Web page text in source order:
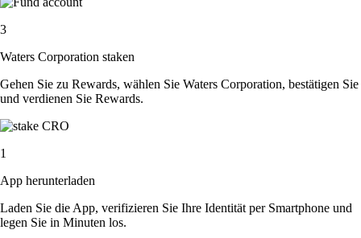
3
Waters Corporation staken
Gehen Sie zu Rewards, wählen Sie Waters Corporation, bestätigen Sie
und verdienen Sie Rewards.
1
App herunterladen
Laden Sie die App, verifizieren Sie Ihre Identität per Smartphone und
legen Sie in Minuten los.